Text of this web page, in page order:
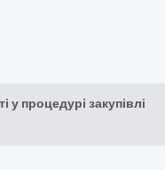
у процедурі закупівлі